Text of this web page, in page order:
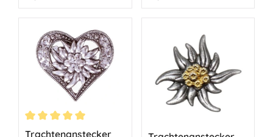
Loch-KnopfFarbe Braun
Loch-KnopfHorn-ImitatFarbe
Braun
Durchschnittliche Bewertung von 5 von 5 Sternen
Trachtenanstecker